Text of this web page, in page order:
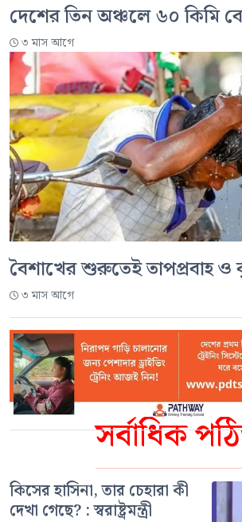
সর্বাধিক
কিসের হাসিনা, তার চেহারা কী
দেখা গেছে? : স্বরাষ্ট্রমন্ত্রী
দেশের তিন অঞ্চলে ৬০ কিমি
৩ মাস আগে
বৈশাখের শুরুতেই তাপপ্রবাহ ও
৩ মাস আগে